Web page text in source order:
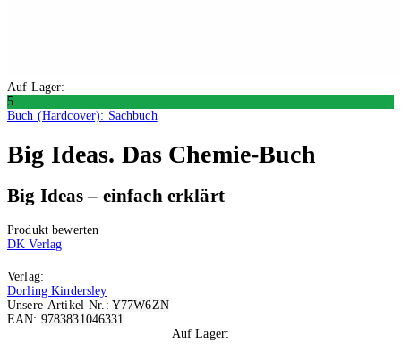
Auf Lager:
5
Buch (Hardcover): Sachbuch
Big Ideas. Das Chemie-Buch
Big Ideas – einfach erklärt
Produkt bewerten
DK Verlag
Verlag:
Dorling Kindersley
Unsere-Artikel-Nr.: Y77W6ZN
EAN: 9783831046331
Auf Lager: